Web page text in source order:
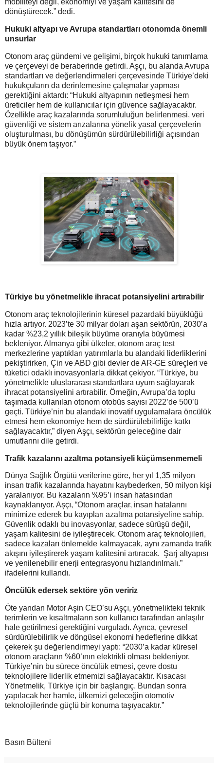
mobiliteyi değil, ekonomiyi ve yaşam kalitesini de
dönüştürecek.” dedi.
Hukuki altyapı ve Avrupa standartları otonomda önemli
unsurlar
Otonom araç gündemi ve gelişimi, birçok hukuki tanımlama
ve çerçeveyi de beraberinde getirdi. Aşçı, bu alanda Avrupa
standartları ve değerlendirmeleri çerçevesinde Türkiye’deki
hukukçuların da derinlemesine çalışmalar yapması
gerektiğini aktardı: “Hukuki altyapının netleşmesi hem
üreticiler hem de kullanıcılar için güvence sağlayacaktır.
Özellikle araç kazalarında sorumluluğun belirlenmesi, veri
güvenliği ve sistem arızalarına yönelik yasal çerçevelerin
oluşturulması, bu dönüşümün sürdürülebilirliği açısından
büyük önem taşıyor.”
Türkiye bu yönetmelikle ihracat potansiyelini artırabilir
Otonom araç teknolojilerinin küresel pazardaki büyüklüğü
hızla artıyor. 2023’te 30 milyar doları aşan sektörün, 2030’a
kadar %23,2 yıllık bileşik büyüme oranıyla büyümesi
bekleniyor. Almanya gibi ülkeler, otonom araç test
merkezlerine yaptıkları yatırımlarla bu alandaki liderliklerini
pekiştirirken, Çin ve ABD gibi devler de AR-GE süreçleri ve
tüketici odaklı inovasyonlarla dikkat çekiyor. “Türkiye, bu
yönetmelikle uluslararası standartlara uyum sağlayarak
ihracat potansiyelini artırabilir. Örneğin, Avrupa’da toplu
taşımada kullanılan otonom otobüs sayısı 2022’de 500’ü
geçti. Türkiye’nin bu alandaki inovatif uygulamalara öncülük
etmesi hem ekonomiye hem de sürdürülebilirliğe katkı
sağlayacaktır,” diyen Aşçı, sektörün geleceğine dair
umutlarını dile getirdi.
Trafik kazalarını azaltma potansiyeli küçümsenmemeli
Dünya Sağlık Örgütü verilerine göre, her yıl 1,35 milyon
insan trafik kazalarında hayatını kaybederken, 50 milyon kişi
yaralanıyor. Bu kazaların %95’i insan hatasından
kaynaklanıyor. Aşçı, “Otonom araçlar, insan hatalarını
minimize ederek bu kayıpları azaltma potansiyeline sahip.
Güvenlik odaklı bu inovasyonlar, sadece sürüşü değil,
yaşam kalitesini de iyileştirecek. Otonom araç teknolojileri,
sadece kazaları önlemekle kalmayacak, aynı zamanda trafik
akışını iyileştirerek yaşam kalitesini artıracak. Şarj altyapısı
ve yenilenebilir enerji entegrasyonu hızlandırılmalı.”
ifadelerini kullandı.
Öncülük edersek sektöre yön veririz
Öte yandan Motor Aşin CEO’su Aşçı, yönetmelikteki teknik
terimlerin ve kısaltmaların son kullanıcı tarafından anlaşılır
hale getirilmesi gerektiğini vurguladı. Ayrıca, çevresel
sürdürülebilirlik ve döngüsel ekonomi hedeflerine dikkat
çekerek şu değerlendirmeyi yaptı: “2030’a kadar küresel
otonom araçların %60’ının elektrikli olması bekleniyor.
Türkiye’nin bu sürece öncülük etmesi, çevre dostu
teknolojilere liderlik etmemizi sağlayacaktır. Kısacası
Yönetmelik, Türkiye için bir başlangıç. Bundan sonra
yapılacak her hamle, ülkemizi geleceğin otomotiv
teknolojilerinde güçlü bir konuma taşıyacaktır.”
Basın Bülteni